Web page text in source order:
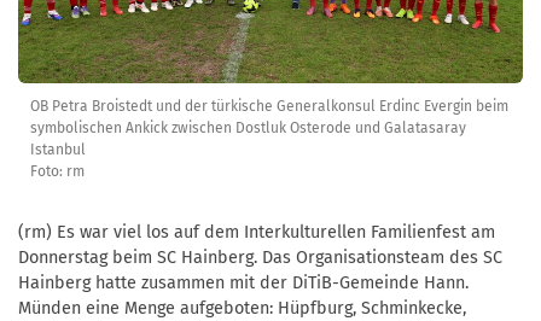
OB Petra Broistedt und der türkische Generalkonsul Erdinc Evergin beim
symbolischen Ankick zwischen Dostluk Osterode und Galatasaray
Istanbul
Foto: rm
(rm) Es war viel los auf dem Interkulturellen Familienfest am
Donnerstag beim SC Hainberg. Das Organisationsteam des SC
Hainberg hatte zusammen mit der DiTiB-Gemeinde Hann.
Münden eine Menge aufgeboten: Hüpfburg, Schminkecke,